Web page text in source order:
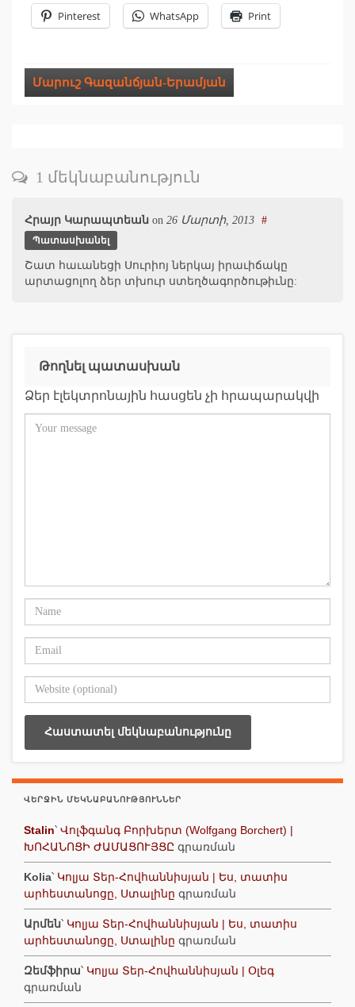
Pinterest WhatsApp Print
Մարուշ Գազանճյան-Երամյան
1 մեկնաբանություն
Հրայր Կարապտեան on 26 Մարտի, 2013 #
Պատասխանել
Շատ հաւանեցի Սուրիոյ ներկայ իրաւիճակը
արտացոլող ձեր տխուր ստեղծագործութիւնը:
Թողնել պատասխան
Ձեր էլեկտրոնային հասցեն չի հրապարակվի
ՎԵՐՋԻՆ ՄԵԿՆԱԲԱՆՈՒԹՅՈՒՆՆԵՐ
Stalin՝ Վոլֆգանգ Բորխերտ (Wolfgang Borchert) |
ԽՈՀԱՆՈՑԻ ԺԱՄԱՑՈՒՅՑԸ գրառման
Kolia՝ Կոլյա Տեր-Հովհաննիսյան | Ես, տատիս
արհեստանոցը, Ստալինը գրառման
Արմեն՝ Կոլյա Տեր-Հովհաննիսյան | Ես, տատիս
արհեստանոցը, Ստալինը գրառման
Զեմֆիրա՝ Կոլյա Տեր-Հովհաննիսյան | Օլեգ
գրառման